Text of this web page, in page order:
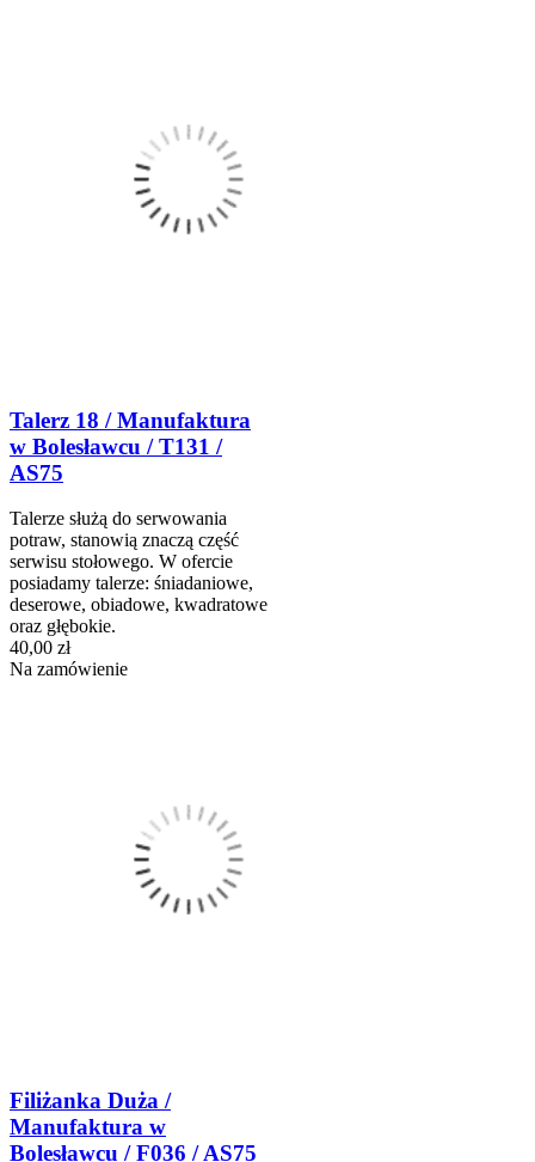
Talerz 18 / Manufaktura
w Bolesławcu / T131 /
AS75
Talerze służą do serwowania
potraw, stanowią znaczą część
serwisu stołowego. W ofercie
posiadamy talerze: śniadaniowe,
deserowe, obiadowe, kwadratowe
oraz głębokie.
40,00 zł
Na zamówienie
Filiżanka Duża /
Manufaktura w
Bolesławcu / F036 / AS75